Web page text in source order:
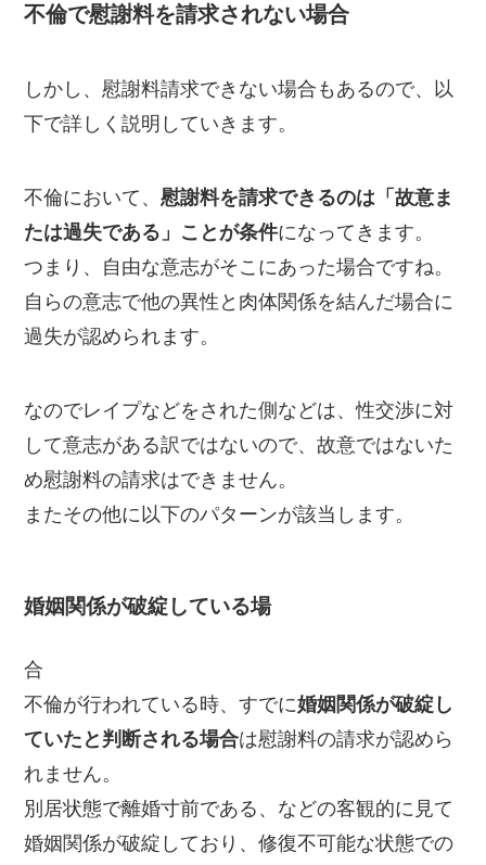
不倫で慰謝料を請求されない場合
しかし、慰謝料請求できない場合もあるので、以
下で詳しく説明していきます。
不倫において、慰謝料を請求できるのは「故意ま
たは過失である」ことが条件になってきます。
つまり、自由な意志がそこにあった場合ですね。
自らの意志で他の異性と肉体関係を結んだ場合に
過失が認められます。
なのでレイプなどをされた側などは、性交渉に対
して意志がある訳ではないので、故意ではないた
め慰謝料の請求はできません。
またその他に以下のパターンが該当します。
婚姻関係が破綻している場
合
不倫が行われている時、すでに婚姻関係が破綻し
ていたと判断される場合は慰謝料の請求が認めら
れません。
別居状態で離婚寸前である、などの客観的に見て
婚姻関係が破綻しており、修復不可能な状態での